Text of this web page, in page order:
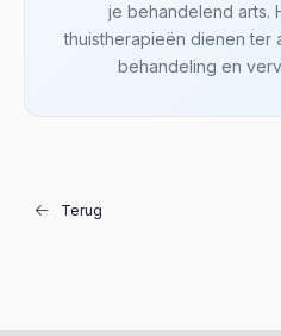
je behandelend arts.
thuistherapieën dienen ter
behandeling en
Terug